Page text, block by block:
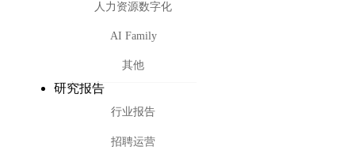
人力资源数字化
AI Family
其他
研究报告
行业报告
招聘运营